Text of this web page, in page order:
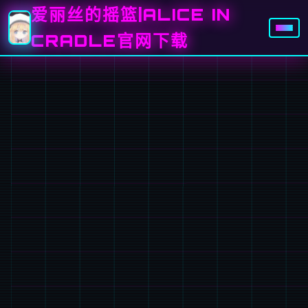
爱丽丝的摇篮|ALICE IN
CRADLE官网下载